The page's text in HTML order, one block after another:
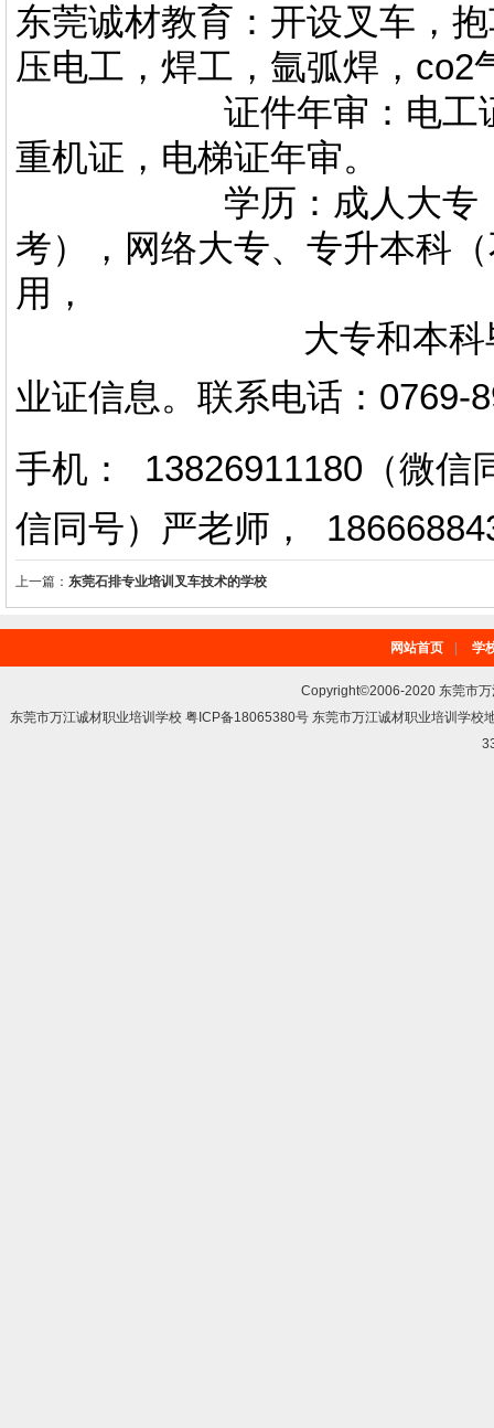
东莞诚材教育：开设叉车，
压电工，焊工，氩弧焊，co2
证件年审：电工证，
重机证，电梯证年审。
学历：成人大专，专
考），网络大专、专升本科
用，
大专和本科毕业证
业证信息。 联系电话 ： 0769-
手机： 13826911180（微信
信同号）严老师 ，
上一篇： 东莞石排专业培训叉车技术的学校
网站首页 学
Copyright©2006-2020 东莞市
东莞市万江诚材职业培训学校 粤ICP备18065380号 东莞市万江诚材职业培训学